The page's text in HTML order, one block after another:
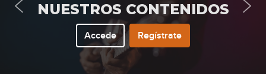
NUESTROS CONTENIDOS
Accede Regístrate